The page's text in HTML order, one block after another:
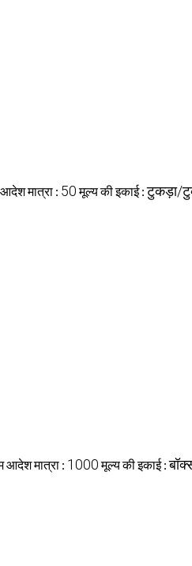
मात्रा : 50 मूल्य की इकाई :टुकड़ा/
आदेश मात्रा : 1000 मूल्य की इकाई :